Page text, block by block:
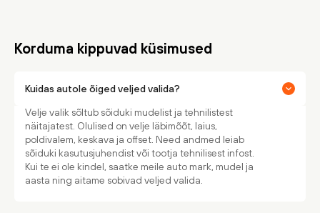
Korduma kippuvad küsimused
Kuidas autole õiged veljed valida?
Velje valik sõltub sõiduki mudelist ja tehnilistest
näitajatest. Olulised on velje läbimõõt, laius,
poldivalem, keskava ja offset. Need andmed leiab
sõiduki kasutusjuhendist või tootja tehnilisest infost.
Kui te ei ole kindel, saatke meile auto mark, mudel ja
aasta ning aitame sobivad veljed valida.